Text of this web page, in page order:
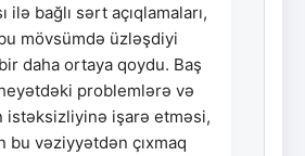
ilə bağlı sərt açıqlamaları,
mövsümdə üzləşdiyi
daha ortaya qoydu. Baş
problemlərə və
istəksizliyinə işarə etməsi,
bu vəziyyətdən çıxmaq